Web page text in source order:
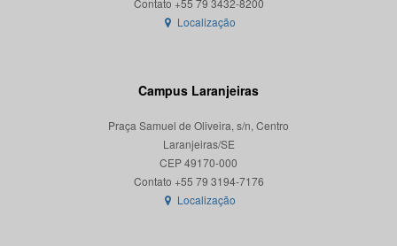
Localização
Campus Laranjeiras
Praça Samuel de Oliveira, s/n, Centro
Laranjeiras/SE
CEP 49170-000
Localização